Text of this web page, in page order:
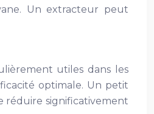
Un extracteur peut
utiles dans les
optimale. Un petit
réduire significativement